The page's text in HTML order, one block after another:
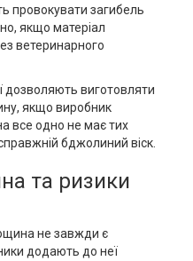
провокувати загибель
якщо матеріал
ветеринарного
дозволяють виготовляти
якщо виробник
все одно не має тих
бджолиний віск.
та ризики
не завжди є
додають до неї